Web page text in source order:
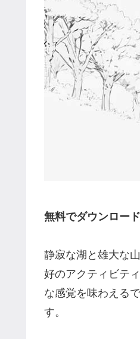
無料でダウンロー
静寂な湖と雄大な
好のアクティビテ
な感覚を味わえる
す。